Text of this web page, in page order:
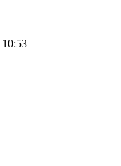
10:53